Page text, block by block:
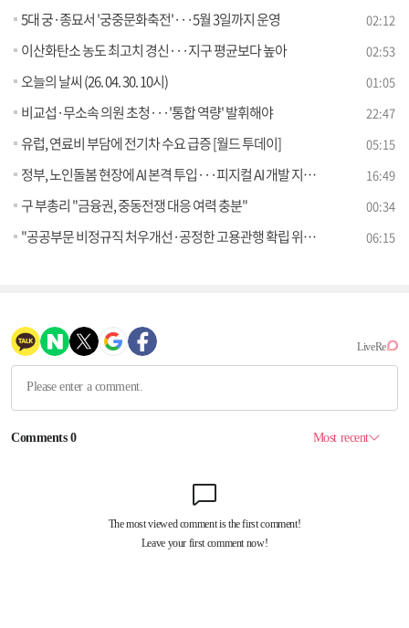
5대 궁·종묘서 '궁중문화축전'···5월 3일까지 운영 02:12
이산화탄소 농도 최고치 경신···지구 평균보다 높아 02:53
오늘의 날씨 (26. 04. 30. 10시) 01:05
비교섭·무소속 의원 초청···'통합 역량' 발휘해야 22:47
유럽, 연료비 부담에 전기차 수요 급증 [월드 투데이] 05:15
정부, 노인돌봄 현장에 AI 본격 투입···피지컬 AI 개발 지원도 16:49
구 부총리 "금융권, 중동전쟁 대응 여력 충분" 00:34
"공공부문 비정규직 처우개선·공정한 고용관행 확립 위해 노력" [정책 바로보기] 06:15